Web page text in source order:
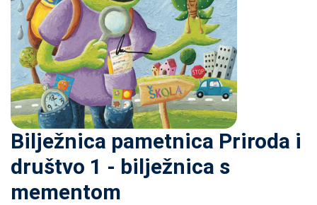
Bilježnica pametnica Priroda i
društvo 1 - bilježnica s
mementom